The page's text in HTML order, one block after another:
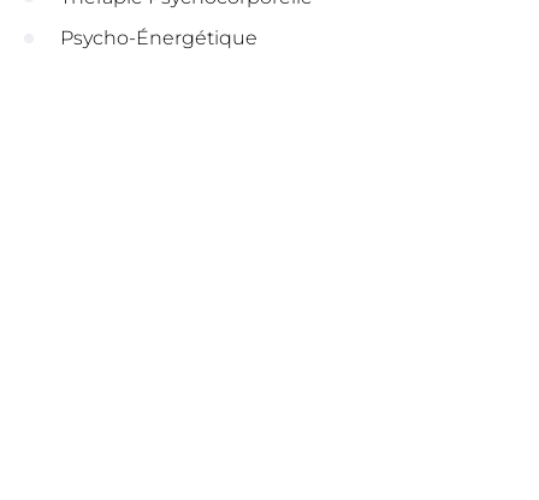
Psycho-Énergétique